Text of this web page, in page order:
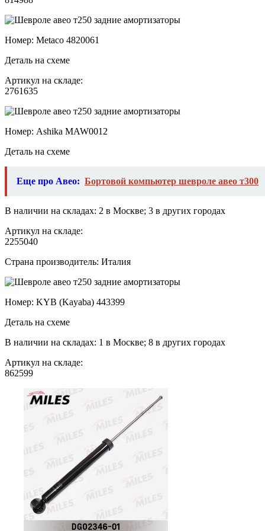
Номер: Metaco 4820061
Деталь на схеме
Артикул на складе:
2761635
Номер: Ashika MAW0012
Деталь на схеме
Еще про Авео: Бортовой компьютер шевроле авео т300
В наличии на складах: 2 в Москве; 3 в других городах
Артикул на складе:
2255040
Страна производитель: Италия
Номер: KYB (Kayaba) 443399
Деталь на схеме
В наличии на складах: 1 в Москве; 8 в других городах
Артикул на складе:
862599